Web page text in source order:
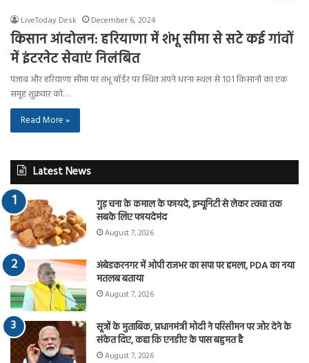
LiveToday Desk December 6, 2024
किसान आंदोलन: हरियाणा में शंभू सीमा से सटे कई गांवों
में इंटरनेट सेवाएं निलंबित
पंजाब और हरियाणा सीमा पर शंभू बॉर्डर पर स्थित अपने धरना स्थल से 101 किसानों का एक
समूह शुक्रवार को…
Read More »
Latest News
गुड़ चना के कमाल के फायदे, इम्यूनिटी से लेकर त्वचा तक
सबके लिए फायदेमंद
August 7, 2026
अंबेडकरनगर में ओपी राजभर का सपा पर हमला, PDA का नया
मतलब बताया
August 7, 2026
सूत्रों के मुताबिक, प्रधानमंत्री मोदी ने परिसीमन पर जोर देने के
संकेत दिए, कहा कि एनडीए के पास बहुमत है
August 7, 2026